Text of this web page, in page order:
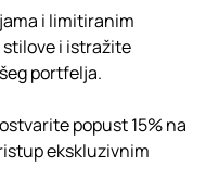
i limitiranim
i istražite
portfelja.
popust 15% na
ekskluzivnim